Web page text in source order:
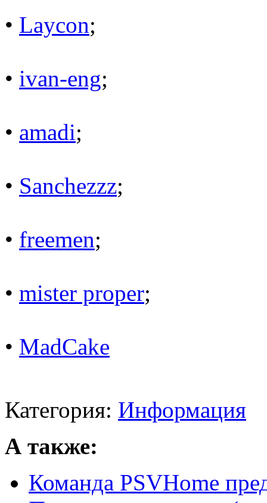
• Laycon;
• ivan-eng;
• amadi;
• Sanchezzz;
• freemen;
• mister proper;
• MadCake
Категория: Информация
А также:
Команда PSVHome